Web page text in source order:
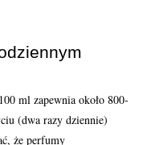
ml zapewnia około 800-
(dwa razy dziennie)
że perfumy